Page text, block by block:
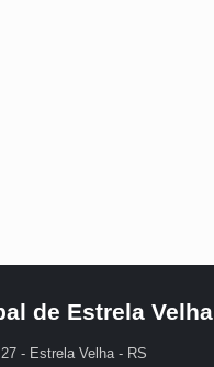
de Estrela Velha
- Estrela Velha - RS